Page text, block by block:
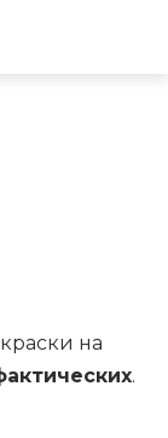
на
.